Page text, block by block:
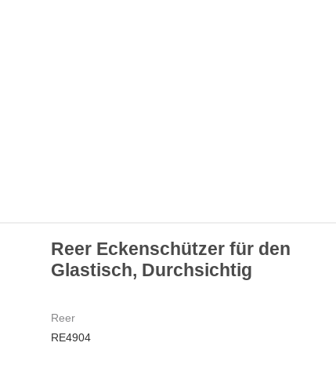
Reer Eckenschützer für den
Glastisch, Durchsichtig
Reer
RE4904